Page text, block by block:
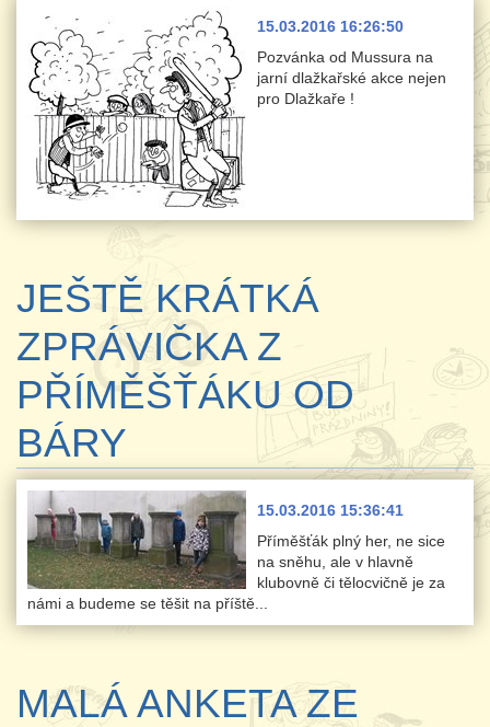
15.03.2016 16:26:50
Pozvánka od Mussura na
jarní dlažkařské akce nejen
pro Dlažkaře !
JEŠTĚ KRÁTKÁ
ZPRÁVIČKA Z
PŘÍMĚŠŤÁKU OD
BÁRY
15.03.2016 15:36:41
Příměšťák plný her, ne sice
na sněhu, ale v hlavně
klubovně či tělocvičně je za
námi a budeme se těšit na příště...
MALÁ ANKETA ZE